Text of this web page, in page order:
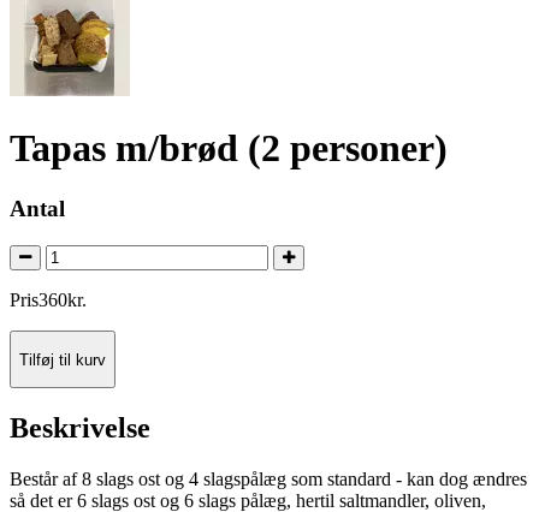
Tapas m/brød (2 personer)
Antal
Pris360kr.
Tilføj til kurv
Beskrivelse
Består af 8 slags ost og 4 slagspålæg som standard - kan dog ændres
så det er 6 slags ost og 6 slags pålæg, hertil saltmandler, oliven,